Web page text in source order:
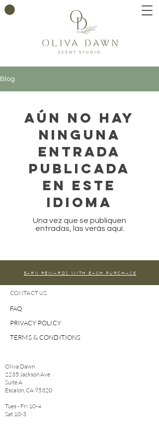
Blog
Aún no hay
ninguna
entrada
publicada
en este
idioma
Una vez que se publiquen
entradas, las verás aquí.
EARN REWARDS WITH EACH PURCHASE
CONTACT US
FAQ
PRIVACY POLICY
TERMS & CONDITIONS
Oliva Dawn
2235 Jackson Ave
Suite A
Escalon, CA 95320
Tues - Fri 10-4
Sat 10-3